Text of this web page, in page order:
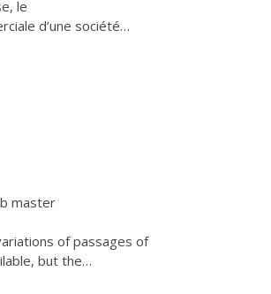
le
d’une société…
master
of passages of
but the…